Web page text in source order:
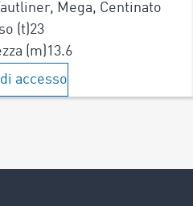
Tautliner, Mega, Centinato
(t)23
(m)13.6
accesso